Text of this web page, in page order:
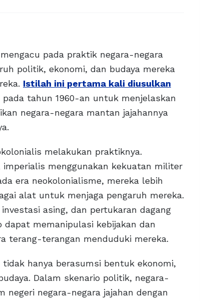
pada praktik negara-negara
politik, ekonomi, dan budaya mereka
Istilah ini pertama kali diusulkan
pada tahun 1960-an untuk menjelaskan
negara-negara mantan jajahannya
melakukan praktiknya.
menggunakan kekuatan militer
era neokolonialisme, mereka lebih
alat untuk menjaga pengaruh mereka.
asing, dan pertukaran dagang
memanipulasi kebijakan dan
terang-terangan menduduki mereka.
hanya berasumsi bentuk ekonomi,
Dalam skenario politik, negara-
negara-negara jajahan dengan